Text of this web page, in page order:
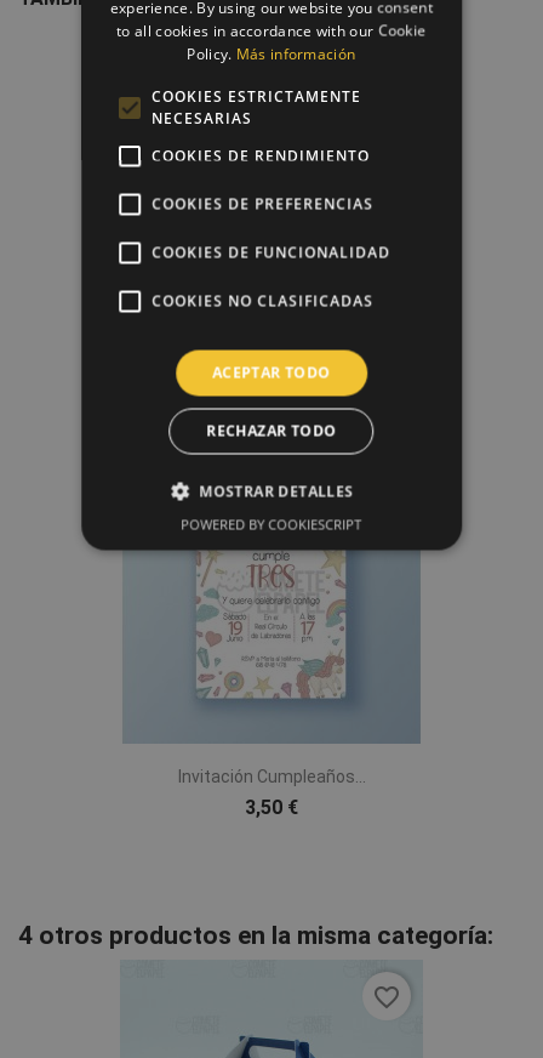
Diseño + Impresión Papel De...
8,00 €
Invitación Cumpleaños...
3,50 €
4 otros productos en la misma categoría:
favorite_border
experience. By using our website you consent
to all cookies in accordance with our Cookie
Policy. Más información
COOKIES ESTRICTAMENTE
NECESARIAS
COOKIES DE RENDIMIENTO
COOKIES DE PREFERENCIAS
COOKIES DE FUNCIONALIDAD
COOKIES NO CLASIFICADAS
ACEPTAR TODO
RECHAZAR TODO
MOSTRAR DETALLES
POWERED BY COOKIESCRIPT